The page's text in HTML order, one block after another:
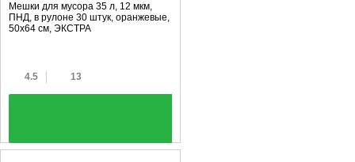
Мешки для мусора 35 л, 12 мкм,
ПНД, в рулоне 30 штук, оранжевые,
50х64 см, ЭКСТРА
4.5 13